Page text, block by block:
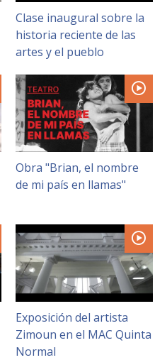
Clase inaugural sobre la
historia reciente de las
artes y el pueblo
Obra "Brian, el nombre
de mi país en llamas"
Exposición del artista
Zimoun en el MAC Quinta
Normal